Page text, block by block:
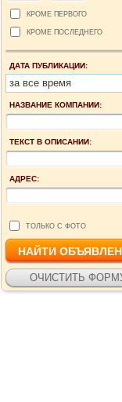
КРОМЕ ПЕРВОГО
КРОМЕ ПОСЛЕДНЕГО
ДАТА ПУБЛИКАЦИИ:
за все время
НАЗВАНИЕ КОМПАНИИ:
ТЕКСТ В ОПИСАНИИ:
АДРЕС:
ТОЛЬКО С ФОТО